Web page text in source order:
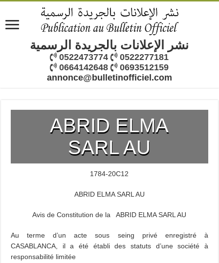
نشر الإعلانات بالجريدة الرسمية
0522473774
0522277181
0664142648
0693512159
annonce@bulletinofficiel.com
ABRID ELMA
SARL AU
1784-20C12
ABRID ELMA SARL AU
Avis de Constitution de la ABRID ELMA SARL AU
Au terme d’un acte sous seing privé enregistré à
CASABLANCA, il a été établi des statuts d’une société à
responsabilité limitée